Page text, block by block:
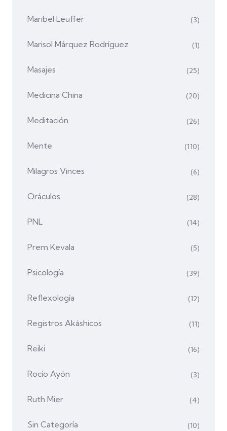
Maribel Leuffer (3)
Marisol Márquez Rodríguez (1)
Masajes (25)
Medicina China (20)
Meditación (26)
Mente (110)
Milagros Vinces (6)
Oráculos (28)
PNL (14)
Prem Kevala (5)
Psicología (39)
Reflexología (12)
Registros Akáshicos (11)
Reiki (16)
Rocío Ayón (3)
Ruth Mier (4)
Sin Categoría (10)